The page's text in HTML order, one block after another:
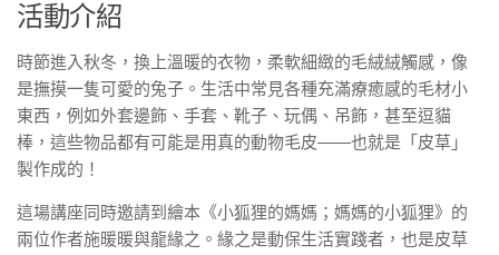
活動介紹
時節進入秋冬，換上溫暖的衣物，柔軟細緻的毛絨絨觸感，像
是撫摸一隻可愛的兔子。生活中常見各種充滿療癒感的毛材小
東西，例如外套邊飾、手套、靴子、玩偶、吊飾，甚至逗貓
棒，這些物品都有可能是用真的動物毛皮——也就是「皮草」
製作成的！
這場講座同時邀請到繪本《小狐狸的媽媽；媽媽的小狐狸》的
兩位作者施暖暖與龍緣之。緣之是動保生活實踐者，也是皮草